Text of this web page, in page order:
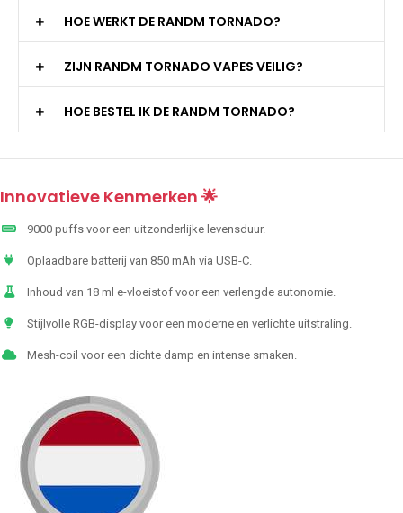
HOE WERKT DE RANDM TORNADO?
ZIJN RANDM TORNADO VAPES VEILIG?
HOE BESTEL IK DE RANDM TORNADO?
Innovatieve Kenmerken 🌟
9000 puffs voor een uitzonderlijke levensduur.
Oplaadbare batterij van 850 mAh via USB-C.
Inhoud van 18 ml e-vloeistof voor een verlengde autonomie.
Stijlvolle RGB-display voor een moderne en verlichte uitstraling.
Mesh-coil voor een dichte damp en intense smaken.